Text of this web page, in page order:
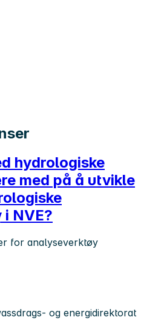
hydrologiske
med på å utvikle
NVE?
for analyseverktøy
og energidirektorat